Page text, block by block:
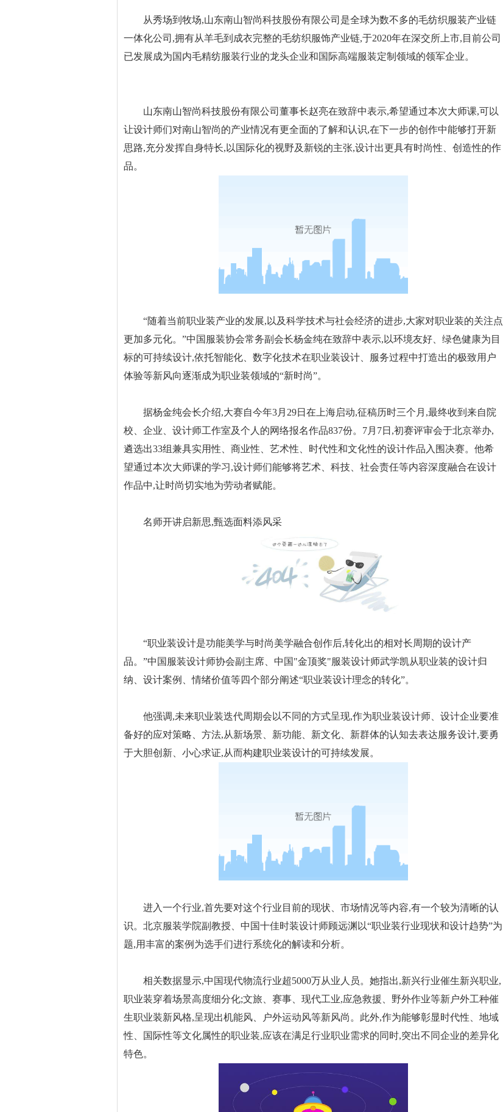
从秀场到牧场,山东南山智尚科技股份有限公司是全球为数不多的毛纺织服装产业链
一体化公司,拥有从羊毛到成衣完整的毛纺织服饰产业链,于2020年在深交所上市,目前公司
已发展成为国内毛精纺服装行业的龙头企业和国际高端服装定制领域的领军企业。
山东南山智尚科技股份有限公司董事长赵亮在致辞中表示,希望通过本次大师课,可以
让设计师们对南山智尚的产业情况有更全面的了解和认识,在下一步的创作中能够打开新
思路,充分发挥自身特长,以国际化的视野及新锐的主张,设计出更具有时尚性、创造性的作
品。
“随着当前职业装产业的发展,以及科学技术与社会经济的进步,大家对职业装的关注点
更加多元化。”中国服装协会常务副会长杨金纯在致辞中表示,以环境友好、绿色健康为目
标的可持续设计,依托智能化、数字化技术在职业装设计、服务过程中打造出的极致用户
体验等新风向逐渐成为职业装领域的“新时尚”。
据杨金纯会长介绍,大赛自今年3月29日在上海启动,征稿历时三个月,最终收到来自院
校、企业、设计师工作室及个人的网络报名作品837份。7月7日,初赛评审会于北京举办,
遴选出33组兼具实用性、商业性、艺术性、时代性和文化性的设计作品入围决赛。他希
望通过本次大师课的学习,设计师们能够将艺术、科技、社会责任等内容深度融合在设计
作品中,让时尚切实地为劳动者赋能。
名师开讲启新思,甄选面料添风采
“职业装设计是功能美学与时尚美学融合创作后,转化出的相对长周期的设计产
品。”中国服装设计师协会副主席、中国"金顶奖"服装设计师武学凯从职业装的设计归
纳、设计案例、情绪价值等四个部分阐述“职业装设计理念的转化”。
他强调,未来职业装迭代周期会以不同的方式呈现,作为职业装设计师、设计企业要准
备好的应对策略、方法,从新场景、新功能、新文化、新群体的认知去表达服务设计,要勇
于大胆创新、小心求证,从而构建职业装设计的可持续发展。
进入一个行业,首先要对这个行业目前的现状、市场情况等内容,有一个较为清晰的认
识。北京服装学院副教授、中国十佳时装设计师顾远渊以“职业装行业现状和设计趋势”为
题,用丰富的案例为选手们进行系统化的解读和分析。
相关数据显示,中国现代物流行业超5000万从业人员。她指出,新兴行业催生新兴职业,
职业装穿着场景高度细分化;文旅、赛事、现代工业,应急救援、野外作业等新户外工种催
生职业装新风格,呈现出机能风、户外运动风等新风尚。此外,作为能够彰显时代性、地域
性、国际性等文化属性的职业装,应该在满足行业职业需求的同时,突出不同企业的差异化
特色。